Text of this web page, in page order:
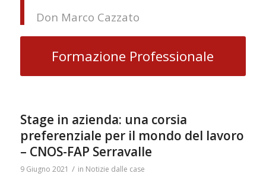
Don Marco Cazzato
Formazione Professionale
Stage in azienda: una corsia
preferenziale per il mondo del lavoro
– CNOS-FAP Serravalle
9 Giugno 2021 / in Notizie dalle case